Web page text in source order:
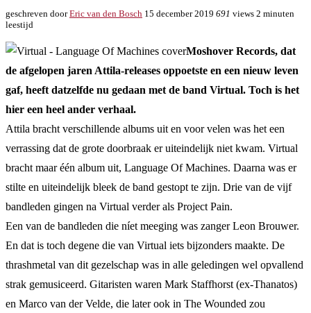
geschreven doorEric van den Bosch 15 december 2019 691 views 2 minuten
leestijd
Moshover Records, dat
de afgelopen jaren Attila-releases oppoetste en een nieuw leven
gaf, heeft datzelfde nu gedaan met de band Virtual. Toch is het
hier een heel ander verhaal.
Attila bracht verschillende albums uit en voor velen was het een
verrassing dat de grote doorbraak er uiteindelijk niet kwam. Virtual
bracht maar één album uit, Language Of Machines. Daarna was er
stilte en uiteindelijk bleek de band gestopt te zijn. Drie van de vijf
bandleden gingen na Virtual verder als Project Pain.
Een van de bandleden die níet meeging was zanger Leon Brouwer.
En dat is toch degene die van Virtual iets bijzonders maakte. De
thrashmetal van dit gezelschap was in alle geledingen wel opvallend
strak gemusiceerd. Gitaristen waren Mark Staffhorst (ex-Thanatos)
en Marco van der Velde, die later ook in The Wounded zou